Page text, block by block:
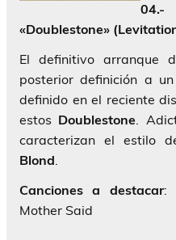
«Doublestone»
El definitivo arranque
posterior definición a
definido en el reciente
estos Doublestone.
caracterizan el estilo
Blond.
Canciones a destacar:
Mother Said